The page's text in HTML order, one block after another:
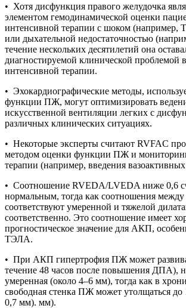
• Хотя дисфункция правого желудочка
элементом гемодинамической оценки
интенсивной терапии с шоком (например,
или дыхательной недостаточностью
течение нескольких десятилетий она
диагностируемой клинической проблемой
интенсивной терапии.
• Эхокардиографические методы,
функции ПЖ, могут оптимизировать
искусственной вентиляции легких с
различных клинических ситуациях.
• Некоторые эксперты считают RVFAC
методом оценки функции ПЖ и
терапии (например, введения
• Соотношение RVEDA/LVEDA ниже 0,6
нормальным, тогда как соотношения
соответствуют умеренной и тяжелой
соответственно. Это соотношение имеет
прогностическое значение для АКП,
ТЭЛА.
• При АКП гипертрофия ПЖ может
течение 48 часов после повышения ДПА),
умеренная (около 4–6 мм), тогда как в
свободная стенка ПЖ может утолщаться
0,7 мм). мм).